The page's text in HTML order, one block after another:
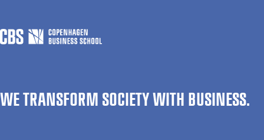
WE TRANSFORM SOCIETY WITH BUSINESS.